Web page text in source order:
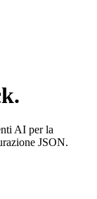
AI per la
JSON.